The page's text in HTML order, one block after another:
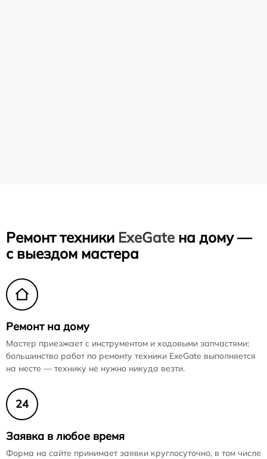
Ремонт техники ExeGate на дому —
с выездом мастера
Ремонт на дому
Мастер приезжает с инструментом и ходовыми запчастями:
большинство работ по ремонту техники ExeGate выполняется
на месте — технику не нужно никуда везти.
24
Заявка в любое время
Форма на сайте принимает заявки круглосуточно, в том числе